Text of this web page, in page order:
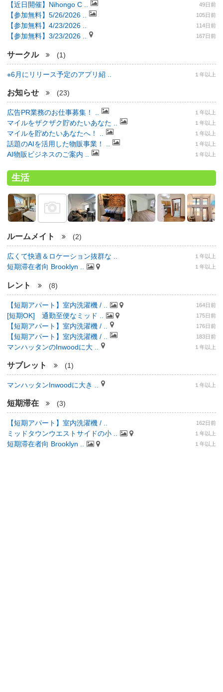
【近日開催】Nihongo C .. 49日前
【参加無料】5/26/2026 .. 105日前
【参加無料】4/23/2026 .. 114日前
【参加無料】3/23/2026 .. 167日前
サークル (1)
※6月にリリース予定のアプリ紹 .. １年以上
お知らせ (23)
広告PR業務のお仕事募集！ .. １年以上
マイルをザクザク貯めたいあなた .. １年以上
マイルを貯めたいあなたへ！ .. １年以上
話題のAIを活用した物販事業！ .. １年以上
AI物販ビジネスのご案内 .. １年以上
生活
ルームメイト (2)
広くて快適＆ロケーション抜群な .. １年以上
短期滞在者向 Brooklyn .. １年以上
レント (8)
【短期アパート】室内洗濯機 / .. 164日前
[短期OK] 通勤至便なミッド .. 175日前
【短期アパート】室内洗濯機 / .. 176日前
【短期アパート】室内洗濯機 / .. 183日前
マンハッタンのInwoodに大 .. １年以上
サブレット (1)
マンハッタンInwoodに大き .. １年以上
短期滞在 (3)
【短期アパート】室内洗濯機 / .. 162日前
ミッドタウンウエストサイドの小 .. １年以上
短期滞在者向 Brooklyn .. １年以上